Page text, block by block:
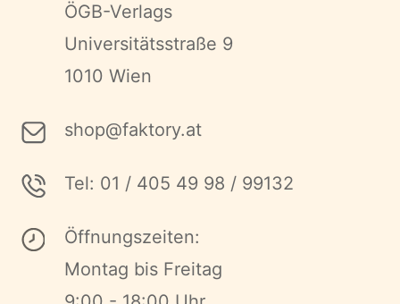
ÖGB-Verlags
Universitätsstraße 9
1010 Wien
shop@faktory.at
Tel: 01 / 405 49 98 / 99132
Öffnungszeiten:
Montag bis Freitag